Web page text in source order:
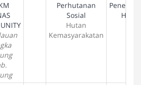
Perhutanan
Sosial
Hutan
Kemasyarakatan
Hak